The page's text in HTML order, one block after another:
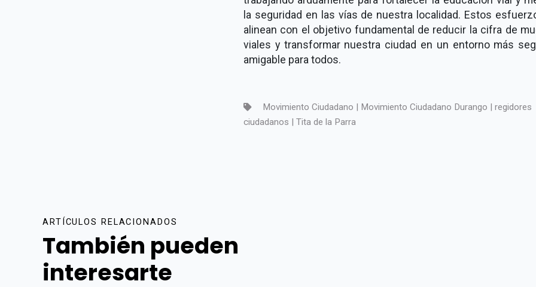
la seguridad en las vías de nuestra localidad. Estos
alinean con el objetivo fundamental de reducir la cifra de
viales y transformar nuestra ciudad en un entorno más
amigable para todos.
Movimiento Ciudadano | Movimiento Ciudadano Durango | regidores
ciudadanos | Tita de la Parra
ARTÍCULOS RELACIONADOS
También pueden
interesarte